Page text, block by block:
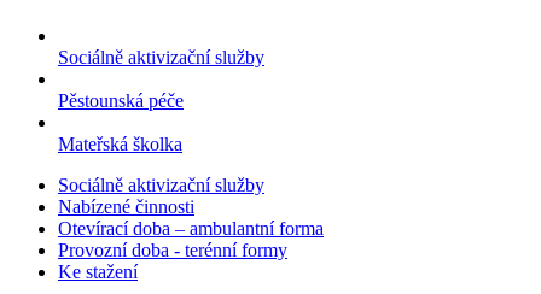
Sociálně aktivizační služby
Pěstounská péče
Mateřská školka
Sociálně aktivizační služby
Nabízené činnosti
Otevírací doba – ambulantní forma
Provozní doba - terénní formy
Ke stažení